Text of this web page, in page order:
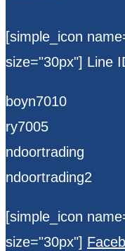
[simple_icon
size="30px"] Line
boyn7010
ry7005
ndoortrading
ndoortrading2
[simple_icon
size="30px"]